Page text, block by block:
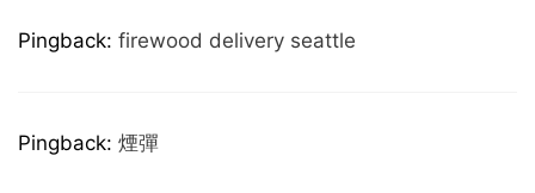
Pingback: firewood delivery seattle
Pingback: 煙彈